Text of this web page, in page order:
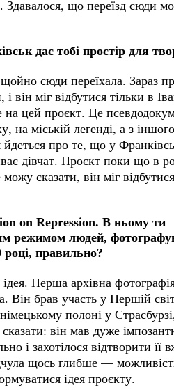
Здавалося, що переїзд сюди
дає тобі простір для
сюди переїхала. Зараз
він міг відбутися тільки в
цей проєкт. Це
на міській легенді, а з
про те, що у
дівчат. Проєкт поки що в
сказати, він міг
on Repression. В ньому ти
режимом людей,
правильно?
Перша архівна
Він брав участь у Першій
полоні у
він мав дуже
і захотілося відтворити її
щось глибше —
ідея проєкту.